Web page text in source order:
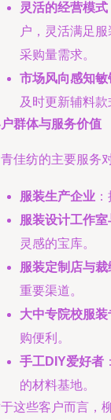
灵活的经营模式
户，灵活满足
采购量需求。
市场风向感知敏
及时更新辅料
群体与服务价值
佳纺的主要服务
服装生产企业
服装设计工作
灵感的宝库。
服装定制店与裁
重要渠道。
大中专院校服装
购便利。
手工DIY爱好者
的材料基地。
这些客户而言，